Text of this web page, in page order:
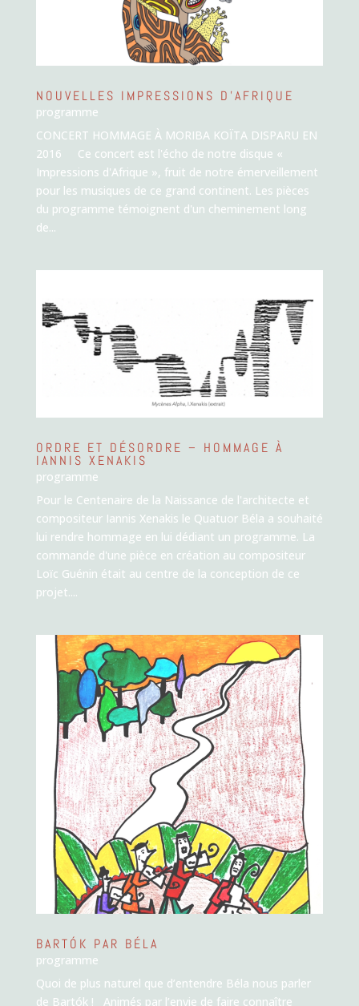
NOUVELLES IMPRESSIONS D’AFRIQUE
programme
CONCERT HOMMAGE À MORIBA KOÏTA DISPARU EN
2016 Ce concert est l'écho de notre disque «
Impressions d'Afrique », fruit de notre émerveillement
pour les musiques de ce grand continent. Les pièces
du programme témoignent d'un cheminement long
de...
ORDRE ET DÉSORDRE – HOMMAGE À
IANNIS XENAKIS
programme
Pour le Centenaire de la Naissance de l'architecte et
compositeur Iannis Xenakis le Quatuor Béla a souhaité
lui rendre hommage en lui dédiant un programme. La
commande d'une pièce en création au compositeur
Loïc Guénin était au centre de la conception de ce
projet....
BARTÓK PAR BÉLA
programme
Quoi de plus naturel que d’entendre Béla nous parler
de Bartók ! Animés par l’envie de faire connaître